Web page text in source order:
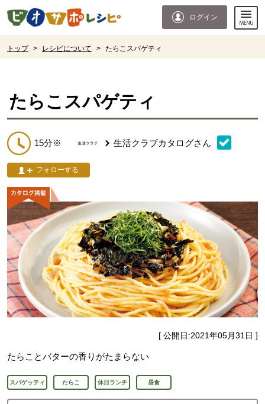
ページの先頭です。
ログイン
トップ > レシピについて > たらこスパゲティ
たらこスパゲティ
15分※ 生活クラブカタログさん
フォローする
[ 公開日:2021年05月31日 ]
たらことバターの香りがたまらない
スパゲッティ たらこ 休日ランチ 昼食